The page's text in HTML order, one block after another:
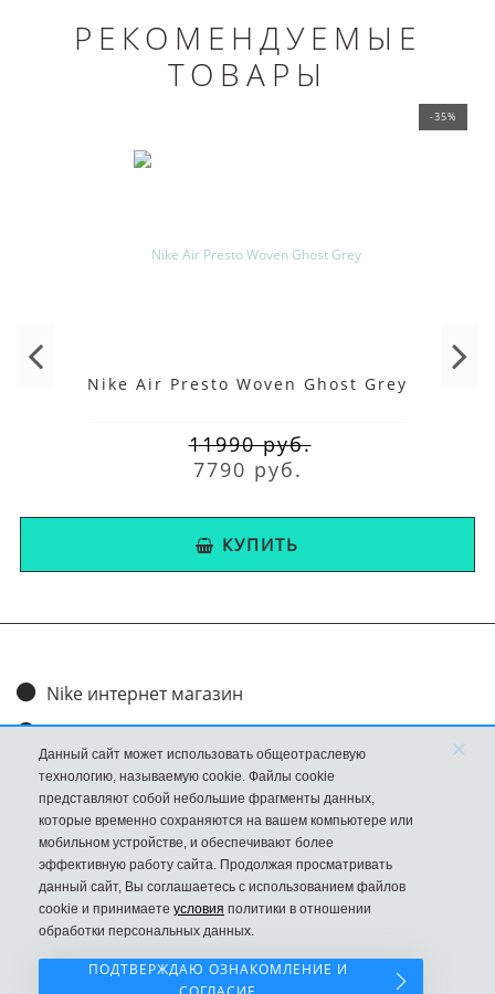
РЕКОМЕНДУЕМЫЕ
ТОВАРЫ
-35%
Nike Air Presto Woven Ghost Grey
11990 руб.
7790 руб.
КУПИТЬ
Nike интернет магазин
Доставка и оплата
Обмен и возврат
Размеры
FAQ
Новости
Политика Конфиденциальности
Данный сайт может использовать общеотраслевую
технологию, называемую cookie. Файлы cookie
представляют собой небольшие фрагменты данных,
которые временно сохраняются на вашем компьютере или
мобильном устройстве, и обеспечивают более
эффективную работу сайта. Продолжая просматривать
данный сайт, Вы соглашаетесь с использованием файлов
cookie и принимаете условия политики в отношении
обработки персональных данных.
×
ПОДТВЕРЖДАЮ ОЗНАКОМЛЕНИЕ И